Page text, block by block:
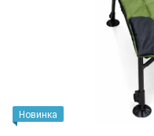
Новинка